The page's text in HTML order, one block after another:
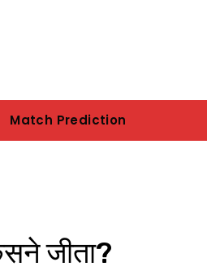
Match Prediction
जीता?